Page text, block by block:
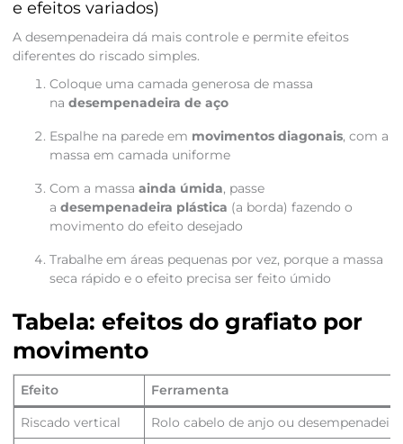
e efeitos variados)
A desempenadeira dá mais controle e permite efeitos
diferentes do riscado simples.
Coloque uma camada generosa de massa
na desempenadeira de aço
Espalhe na parede em movimentos diagonais, com a
massa em camada uniforme
Com a massa ainda úmida, passe
a desempenadeira plástica (a borda) fazendo o
movimento do efeito desejado
Trabalhe em áreas pequenas por vez, porque a massa
seca rápido e o efeito precisa ser feito úmido
Tabela: efeitos do grafiato por
movimento
Efeito Ferramenta
Riscado vertical Rolo cabelo de anjo ou desempenadeira